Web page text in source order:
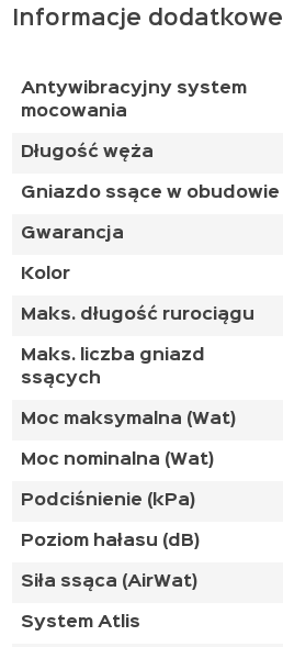
Informacje dodatkowe
Antywibracyjny system
mocowania
Długość węża
Gniazdo ssące w obudowie
Gwarancja
Kolor
Maks. długość rurociągu
Maks. liczba gniazd
ssących
Moc maksymalna (Wat)
Moc nominalna (Wat)
Podciśnienie (kPa)
Poziom hałasu (dB)
Siła ssąca (AirWat)
System Atlis